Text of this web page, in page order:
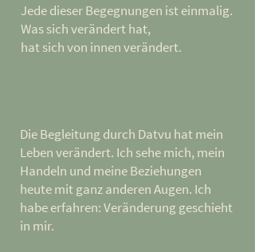
Jede dieser Begegnungen ist einmalig.
Was sich verändert hat,
hat sich von innen verändert.
Die Begleitung durch Datvu hat mein
Leben verändert. Ich sehe mich, mein
Handeln und meine Beziehungen
heute mit ganz anderen Augen. Ich
habe erfahren: Veränderung geschieht
in mir.